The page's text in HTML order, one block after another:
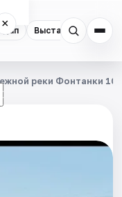
Выставки
×
☾
реки Фонтанки